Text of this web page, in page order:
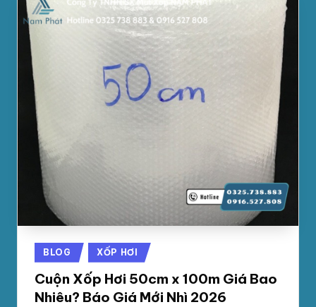
Posted
in
BLOG XỐP HƠI
Cuộn Xốp Hơi 50cm x 100m Giá Bao
Nhiêu? Báo Giá Mới Nhì 2026